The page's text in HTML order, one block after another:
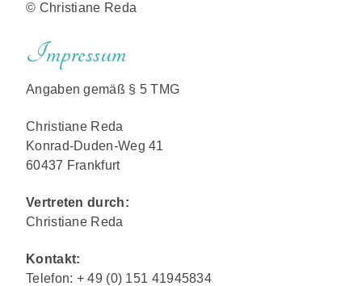
© Christiane Reda
Impressum
Angaben gemäß § 5 TMG
Christiane Reda
Konrad-Duden-Weg 41
60437 Frankfurt
Vertreten durch:
Christiane Reda
Kontakt:
Telefon: + 49 (0) 151 41945834